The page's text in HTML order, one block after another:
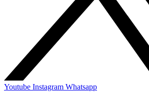
Youtube Instagram Whatsapp